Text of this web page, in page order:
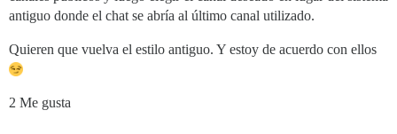
antiguo donde el chat se abría al último canal utilizado.
Quieren que vuelva el estilo antiguo. Y estoy de acuerdo con ellos
2 Me gusta